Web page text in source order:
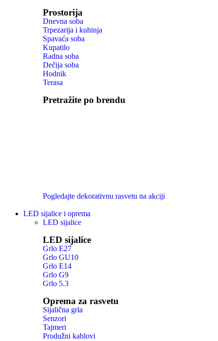
Prostorija
Dnevna soba
Trpezarija i kuhinja
Spavaća soba
Kupatilo
Radna soba
Dečija soba
Hodnik
Terasa
Pretražite po brendu
Pogledajte dekorativnu rasvetu na akciji
LED sijalice i oprema
LED sijalice
LED sijalice
Grlo E27
Grlo GU10
Grlo E14
Grlo G9
Grlo 5.3
Oprema za rasvetu
Sijalična grla
Senzori
Tajmeri
Produžni kablovi